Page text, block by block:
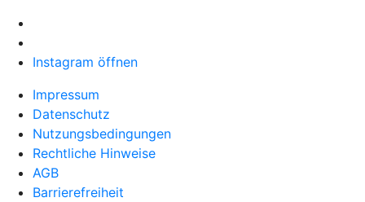
Instagram öffnen
Impressum
Datenschutz
Nutzungsbedingungen
Rechtliche Hinweise
AGB
Barrierefreiheit